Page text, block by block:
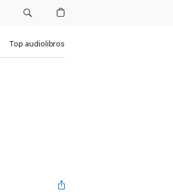
Top audiolibros